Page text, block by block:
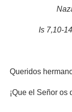
Is 7,10-
Queridos
¡Que el Señor os